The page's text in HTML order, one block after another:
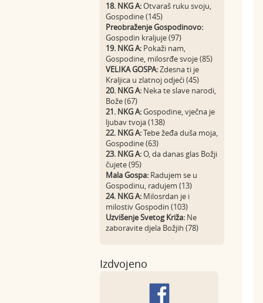
18. NKG A:Otvaraš ruku svoju,
Gospodine (145)
Preobraženje Gospodinovo:
Gospodin kraljuje (97)
19. NKG A: Pokaži nam,
Gospodine, milosrđe svoje (85)
VELIKA GOSPA:Zdesna ti je
Kraljica u zlatnoj odjeći (45)
20. NKG A: Neka te slave narodi,
Bože (67)
21. NKG A:Gospodine, vječna je
ljubav tvoja (138)
22. NKG A:Tebe žeđa duša moja,
Gospodine (63)
23. NKG A:O, da danas glas Božji
čujete (95)
Mala Gospa: Radujem se u
Gospodinu, radujem (13)
24. NKG A: Milosrdan je i
milostiv Gospodin (103)
Uzvišenje Svetog Križa: Ne
zaboravite djela Božjih (78)
Izdvojeno